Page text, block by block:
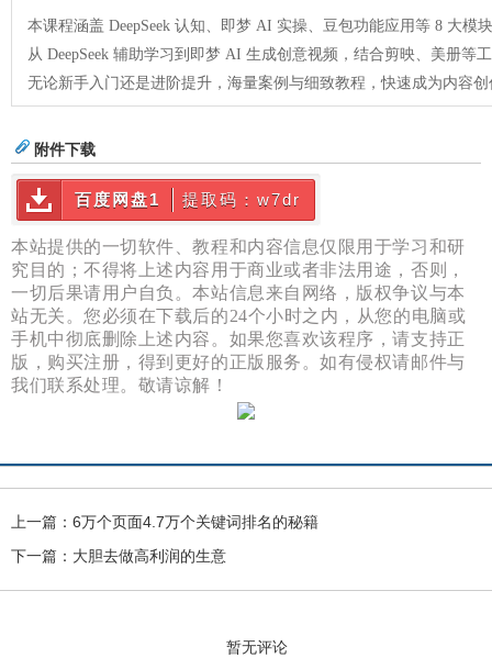
本课程涵盖 DeepSeek 认知、即梦 AI 实操、豆包功能应用等 8 大模
从 DeepSeek 辅助学习到即梦 AI 生成创意视频，结合剪映、美册
无论新手入门还是进阶提升，海量案例与细致教程，快速成为内容
附件下载
百度网盘1 提取码：w7dr
本站提供的一切软件、教程和内容信息仅限用于学习和研
究目的；不得将上述内容用于商业或者非法用途，否则，
一切后果请用户自负。本站信息来自网络，版权争议与本
站无关。您必须在下载后的24个小时之内，从您的电脑或
手机中彻底删除上述内容。如果您喜欢该程序，请支持正
版，购买注册，得到更好的正版服务。如有侵权请邮件与
我们联系处理。敬请谅解！
上一篇： 6万个页面4.7万个关键词排名的秘籍
下一篇： 大胆去做高利润的生意
暂无评论